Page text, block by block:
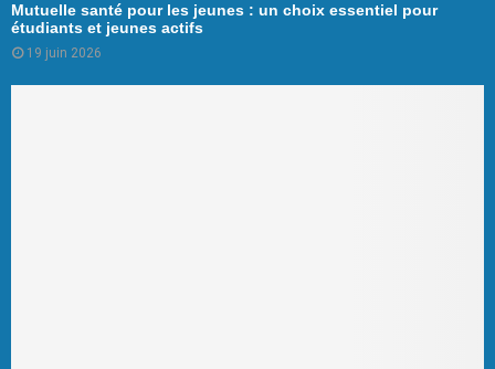
Mutuelle santé pour les jeunes : un choix essentiel pour
étudiants et jeunes actifs
19 juin 2026